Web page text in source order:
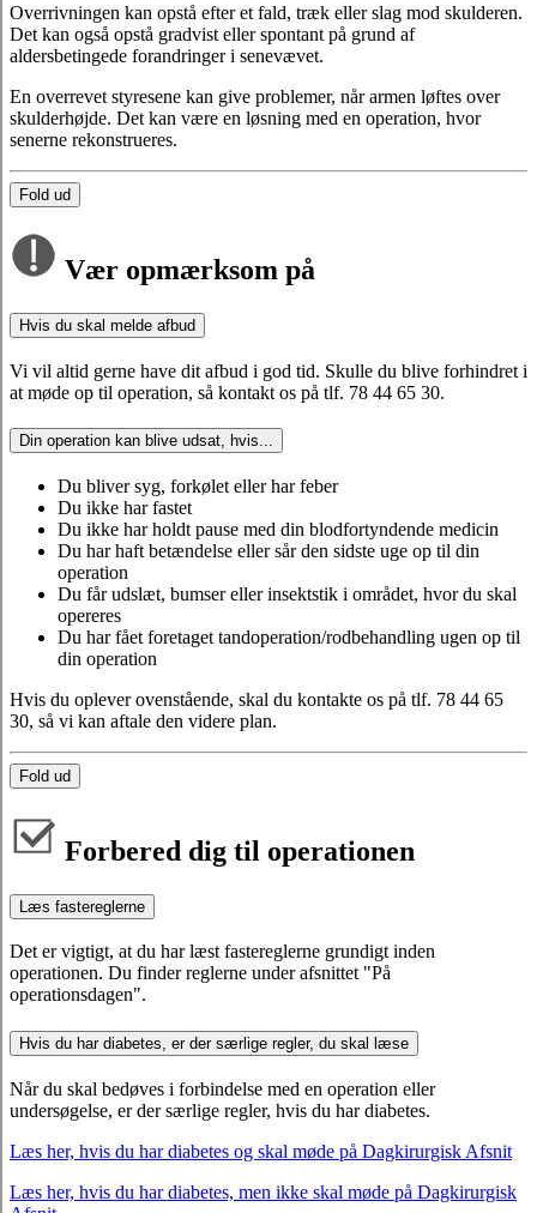
Overrivningen kan opstå efter et fald, træk eller slag mod skulderen.
Det kan også opstå gradvist eller spontant på grund af
aldersbetingede forandringer i senevævet.
En overrevet styresene kan give problemer, når armen løftes over
skulderhøjde. Det kan være en løsning med en operation, hvor
senerne rekonstrueres.
Fold ud
Vær opmærksom på
Hvis du skal melde afbud
Vi vil altid gerne have dit afbud i god tid. Skulle du blive forhindret i
at møde op til operation, så kontakt os på tlf. 78 44 65 30.
Din operation kan blive udsat, hvis...
Du bliver syg, forkølet eller har feber
Du ikke har fastet
Du ikke har holdt pause med din blodfortyndende medicin
Du har haft betændelse eller sår den sidste uge op til din
operation
Du får udslæt, bumser eller insektstik i området, hvor du skal
opereres
Du har fået foretaget tandoperation/rodbehandling ugen op til
din operation
Hvis du oplever ovenstående, skal du kontakte os på tlf. 78 44 65
30, så vi kan aftale den videre plan.
Fold ud
Forbered dig til operationen
Læs fastereglerne
Det er vigtigt, at du har læst fastereglerne grundigt inden
operationen. Du finder reglerne under afsnittet "På
operationsdagen".
Hvis du har diabetes, er der særlige regler, du skal læse
Når du skal bedøves i forbindelse med en operation eller
undersøgelse, er der særlige regler, hvis du har diabetes.
Læs her, hvis du har diabetes og skal møde på Dagkirurgisk Afsnit
Læs her, hvis du har diabetes, men ikke skal møde på Dagkirurgisk